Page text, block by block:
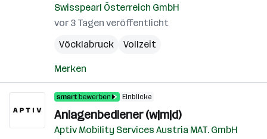
Swisspearl Österreich GmbH
vor 3 Tagen veröffentlicht
Vöcklabruck
Vollzeit
Merken
Einblicke
Anlagenbediener (w|m|d)
Aptiv Mobility Services Austria MAT. GmbH